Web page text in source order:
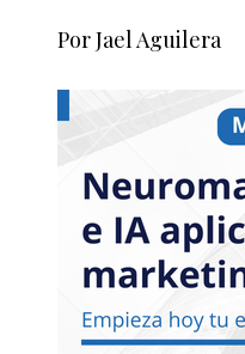
Por Jael Aguilera